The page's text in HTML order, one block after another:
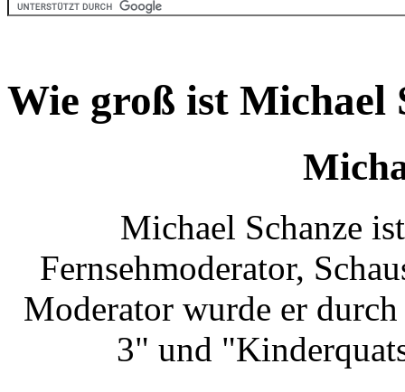
Wie groß ist Michael
Michael Schanze
Fernsehmoderator,
Moderator wurde er
3" und